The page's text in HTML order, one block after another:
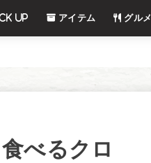
UP アイテム グルメ
べるクロ